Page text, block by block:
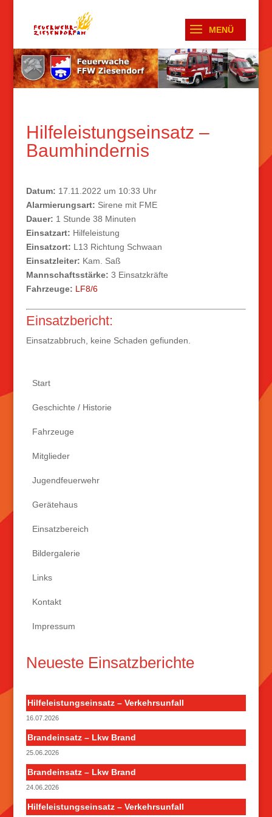
Hilfeleistungseinsatz –
Baumhindernis
Datum: 17.11.2022 um 10:33 Uhr
Alarmierungsart: Sirene mit FME
Dauer: 1 Stunde 38 Minuten
Einsatzart: Hilfeleistung
Einsatzort: L13 Richtung Schwaan
Einsatzleiter: Kam. Saß
Mannschaftsstärke: 3 Einsatzkräfte
Fahrzeuge: LF8/6
Einsatzbericht:
Einsatzabbruch, keine Schaden gefiunden.
Start
Geschichte / Historie
Fahrzeuge
Mitglieder
Jugendfeuerwehr
Gerätehaus
Einsatzbereich
Bildergalerie
Links
Kontakt
Impressum
Neueste Einsatzberichte
Hilfeleistungseinsatz – Verkehrsunfall
16.07.2026
Brandeinsatz – Lkw Brand
25.06.2026
Brandeinsatz – Lkw Brand
24.06.2026
Hilfeleistungseinsatz – Verkehrsunfall